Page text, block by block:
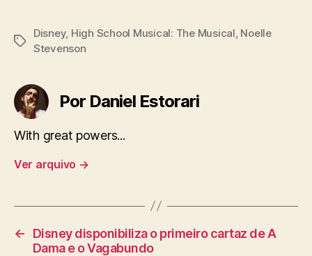
Tags
Disney, High School Musical: The Musical, Noelle
Stevenson
Por Daniel Estorari
With great powers...
Ver arquivo →
←
Disney disponibiliza o primeiro cartaz de A
Dama e o Vagabundo